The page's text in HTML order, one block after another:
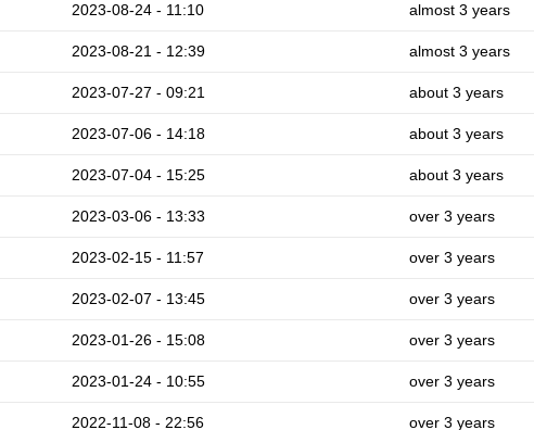
2023-08-24 - 11:10 almost 3 years
2023-08-21 - 12:39 almost 3 years
2023-07-27 - 09:21 about 3 years
2023-07-06 - 14:18 about 3 years
2023-07-04 - 15:25 about 3 years
2023-03-06 - 13:33 over 3 years
2023-02-15 - 11:57 over 3 years
2023-02-07 - 13:45 over 3 years
2023-01-26 - 15:08 over 3 years
2023-01-24 - 10:55 over 3 years
2022-11-08 - 22:56 over 3 years